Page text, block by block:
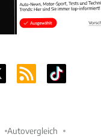
Autovergleich